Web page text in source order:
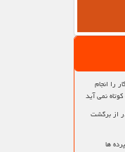
را انجام
نمی آید
از برگشت
ها